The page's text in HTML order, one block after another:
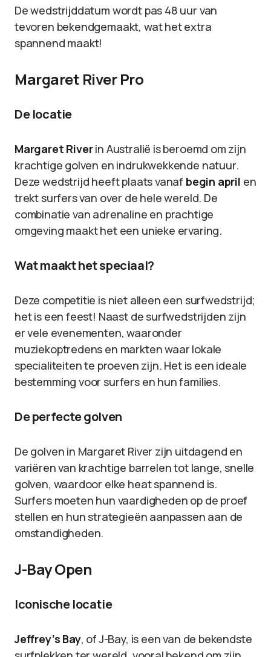
De wedstrijddatum wordt pas 48 uur van
tevoren bekendgemaakt, wat het extra
spannend maakt!
Margaret River Pro
De locatie
Margaret Riverin Australië is beroemd om zijn
krachtige golven en indrukwekkende natuur.
Deze wedstrijd heeft plaats vanaf begin april en
trekt surfers van over de hele wereld. De
combinatie van adrenaline en prachtige
omgeving maakt het een unieke ervaring.
Wat maakt het speciaal?
Deze competitie is niet alleen een surfwedstrijd;
het is een feest! Naast de surfwedstrijden zijn
er vele evenementen, waaronder
muziekoptredens en markten waar lokale
specialiteiten te proeven zijn. Het is een ideale
bestemming voor surfers en hun families.
De perfecte golven
De golven in Margaret River zijn uitdagend en
variëren van krachtige barrelen tot lange, snelle
golven, waardoor elke heat spannend is.
Surfers moeten hun vaardigheden op de proef
stellen en hun strategieën aanpassen aan de
omstandigheden.
J-Bay Open
Iconische locatie
Jeffrey’s Bay, of J-Bay, is een van de bekendste